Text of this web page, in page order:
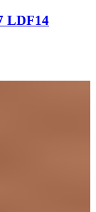
LDF14